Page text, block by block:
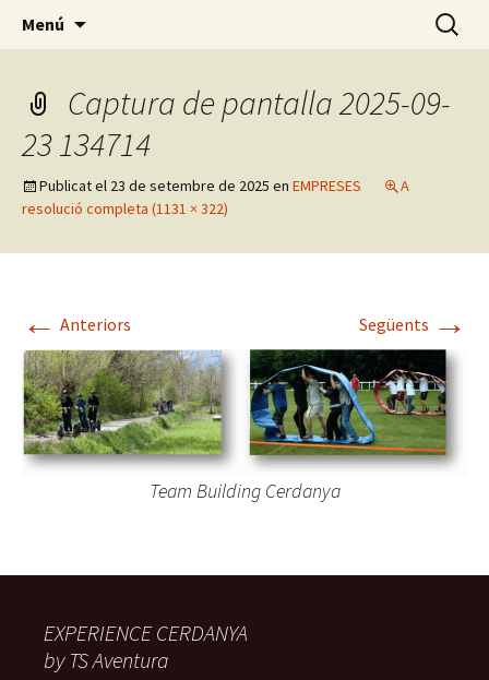
Experience Cerdanya
On comença la teva aventura
Menú Cerca:
Captura de pantalla 2025-09-
23 134714
Publicat el 23 de setembre de 2025 en EMPRESES
A
resolució completa (1131 × 322)
← Anteriors Següents →
Team Building Cerdanya
EXPERIENCE CERDANYA
by TS Aventura